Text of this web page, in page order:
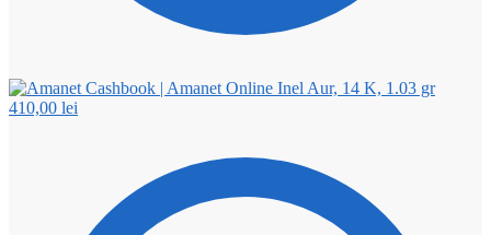
Inel Aur, 14 K, 1.03 gr
410,00 lei